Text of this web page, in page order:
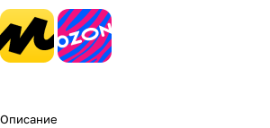
Описание